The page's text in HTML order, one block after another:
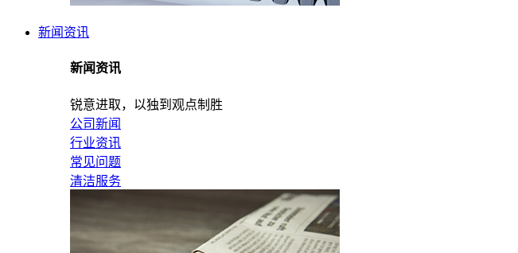
新闻资讯
新闻资讯
锐意进取，以独到观点制胜
公司新闻
行业资讯
常见问题
清洁服务